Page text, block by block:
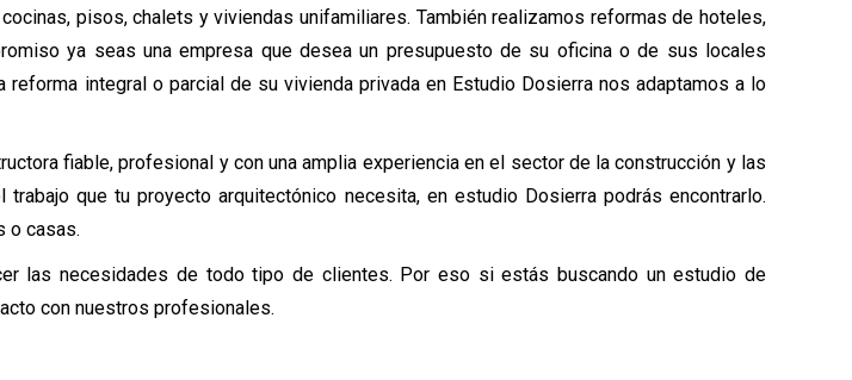
pisos, chalets y viviendas unifamiliares. También realizamos reformas de hoteles,
ya seas una empresa que desea un presupuesto de su oficina o de sus locales
integral o parcial de su vivienda privada en Estudio Dosierra nos adaptamos a lo
fiable, profesional y con una amplia experiencia en el sector de la construcción y las
que tu proyecto arquitectónico necesita, en estudio Dosierra podrás encontrarlo.
o casas.
las necesidades de todo tipo de clientes. Por eso si estás buscando un estudio de
con nuestros profesionales.